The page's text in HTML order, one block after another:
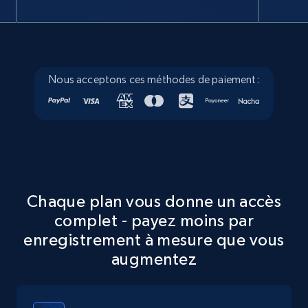
ID, User posted, Name, Description, Date
posted, Photos, URL, Quoted post, and more.
X (formerly Twitter) - Posts - Collecting
Twitter posts URLs
ID, User posted, Name, Description, Date
posted, Photos, URL, Quoted post, and more.
Nous acceptons ces méthodes de paiement:
Chaque plan vous donne un accès
complet - payez moins par
enregistrement à mesure que vous
augmentez